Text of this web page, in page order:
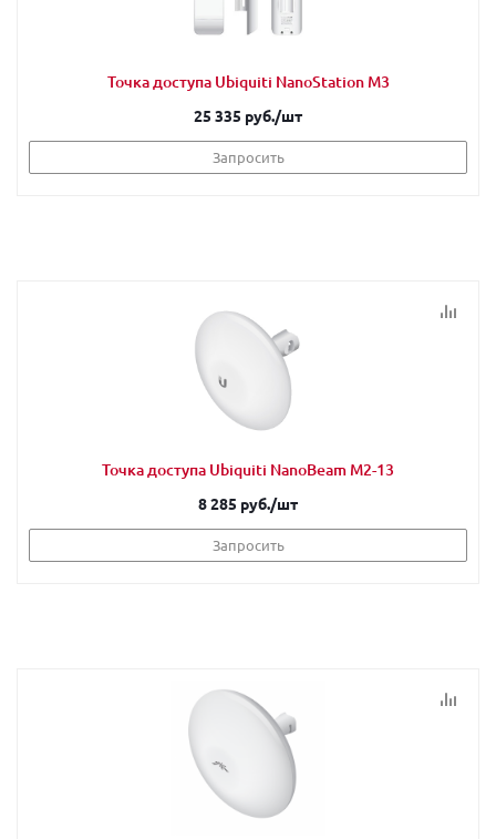
Точка доступа Ubiquiti NanoStation M3
25 335 руб./шт
Запросить
Точка доступа Ubiquiti NanoBeam M2-13
8 285 руб./шт
Запросить